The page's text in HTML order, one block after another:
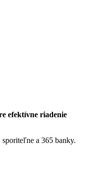
efektívne riadenie
a 365 banky.